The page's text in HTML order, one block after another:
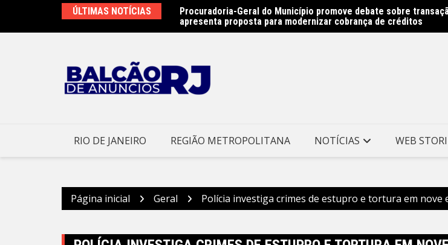
o
ÚLTIMAS NOTÍCIAS
na Praia de São Francisco neste sábado
Procuradoria-Geral do Município promove debate sobre
apresenta proposta para modernizar cobrança de créditos
RIO DE JANEIRO REGIÃO METROPOLITANA NOTÍCIAS WEB
Página inicial Geral Polícia investiga crimes de estupro e tortura em nove